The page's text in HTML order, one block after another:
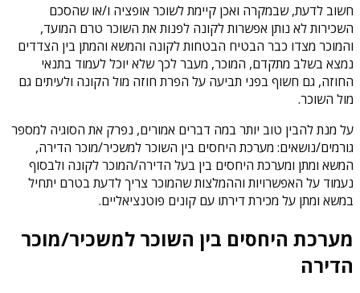
חשוב לדעת, שבמקרה ואכן קיימת לשוכר אופציה ו/או שהסכם
השכירות לא נותן אפשרות לקונה לפנות את השוכר טרם המועד,
והמוכר מצדו כבר הבטיח הבטחות לקונה והמשא והמתן בין הצדדים
נמצא בשלב מתקדם, המוכר, מעבר לכך שלא יוכל לעמוד בתנאי
החוזה, גם חשוף בפני תביעה על הפרת חוזה מול הקונה ולעיתים גם
מול השוכר.
על מנת להבין טוב יותר במה דברים אמורים, נפרק את הסוגיה למספר
גורמים/נושאים: מערכת היחסים בין השוכר למשכיר/מוכר הדירה,
המשא ומתן ומערכת היחסים בין בעל הדירה/המוכר לקונה ולבסוף
נעמוד על האפשרויות וההמלצות שהמוכר צריך לדעת בטרם יתחיל
במשא ומתן על מכירת דירתו עם קונים פוטנציאליים.
מערכת היחסים בין השוכר למשכיר/מוכר
הדירה